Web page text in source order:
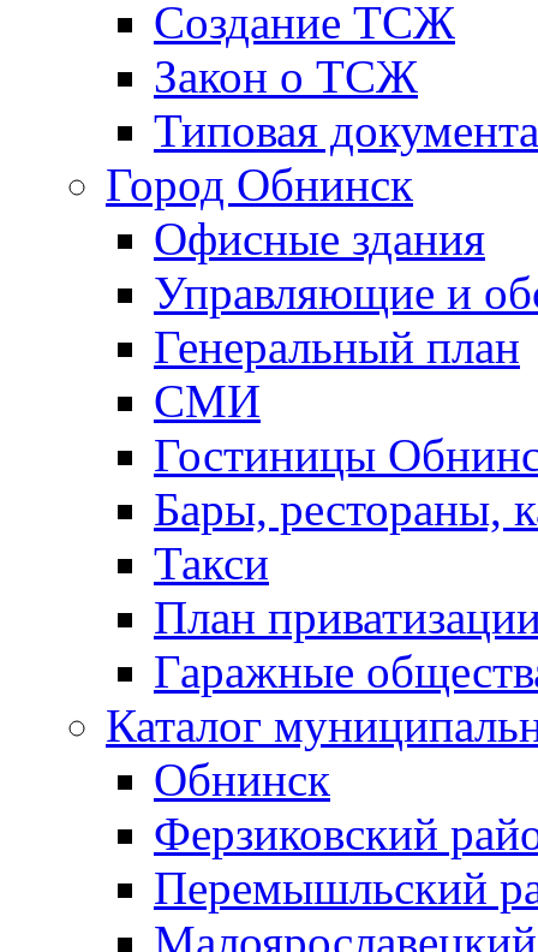
Создание ТСЖ
Закон о ТСЖ
Типовая
Город Обнинск
Офисные здания
Управляющие и
Генеральный план
СМИ
Гостиницы
Бары, рестораны,
Такси
План
Гаражные
Каталог
Обнинск
Ферзиковский
Перемышльский